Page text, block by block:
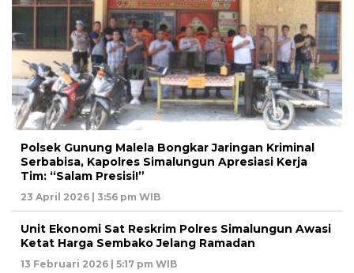
Polsek Gunung Malela Bongkar Jaringan Kriminal
Serbabisa, Kapolres Simalungun Apresiasi Kerja
Tim: “Salam Presisi!”
23 April 2026 | 3:56 pm WIB
Unit Ekonomi Sat Reskrim Polres Simalungun Awasi
Ketat Harga Sembako Jelang Ramadan
13 Februari 2026 | 5:17 pm WIB